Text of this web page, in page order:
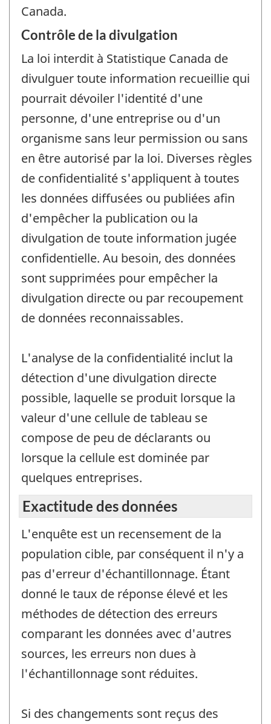
Canada.
Contrôle de la divulgation
La loi interdit à Statistique Canada de
divulguer toute information recueillie qui
pourrait dévoiler l'identité d'une
personne, d'une entreprise ou d'un
organisme sans leur permission ou sans
en être autorisé par la loi. Diverses règles
de confidentialité s'appliquent à toutes
les données diffusées ou publiées afin
d'empêcher la publication ou la
divulgation de toute information jugée
confidentielle. Au besoin, des données
sont supprimées pour empêcher la
divulgation directe ou par recoupement
de données reconnaissables.
L'analyse de la confidentialité inclut la
détection d'une divulgation directe
possible, laquelle se produit lorsque la
valeur d'une cellule de tableau se
compose de peu de déclarants ou
lorsque la cellule est dominée par
quelques entreprises.
Exactitude des données
L'enquête est un recensement de la
population cible, par conséquent il n'y a
pas d'erreur d'échantillonnage. Étant
donné le taux de réponse élevé et les
méthodes de détection des erreurs
comparant les données avec d'autres
sources, les erreurs non dues à
l'échantillonnage sont réduites.
Si des changements sont reçus des